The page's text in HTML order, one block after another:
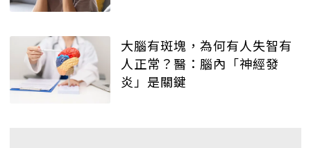
大腦有斑塊，為何有人失智有
人正常？醫：腦內「神經發
炎」是關鍵